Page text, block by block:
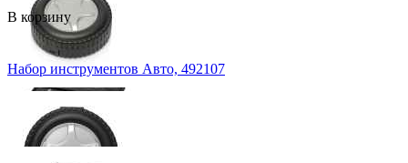
В корзину
Набор инструментов Авто, 492107